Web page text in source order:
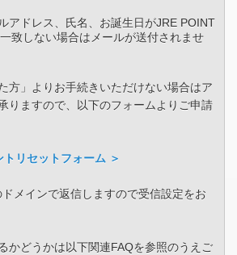
アドレス、氏名、お誕生日がJRE POINT
致しない場合はメールが送付されませ
方」よりお手続きいただけない場合はア
りますので、以下のフォームよりご申請
リセットフォーム ＞
メインで返信しますので受信設定をお
かどうかは以下関連FAQを参照のうえご